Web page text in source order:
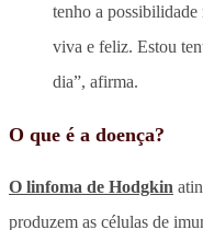
tenho a possibilidade
viva e feliz. Estou
dia”, afirma.
O que é a doença?
O linfoma de Hodgkin
produzem as células de